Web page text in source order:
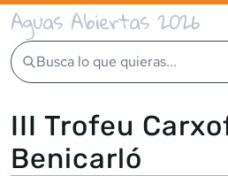
Aguas Abiertas 2026
Busca lo que quieras...
III Trofeu
Benicarló